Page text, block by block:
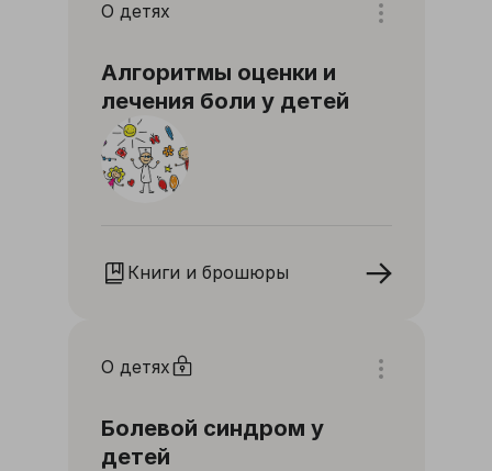
О детях
Алгоритмы оценки и
лечения боли у детей
Книги и брошюры
О детях
Болевой синдром у
детей